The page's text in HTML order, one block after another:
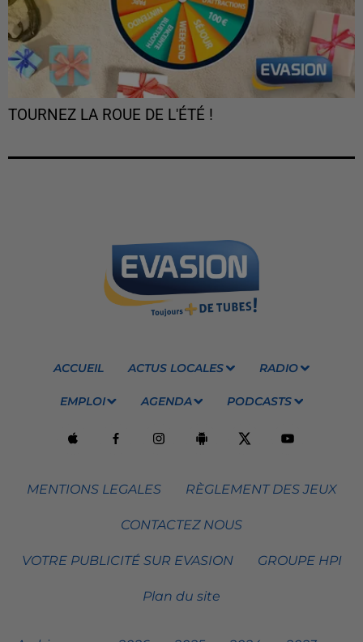
TOURNEZ LA ROUE DE L'ÉTÉ !
ACCUEIL ACTUS LOCALES RADIO
EMPLOI AGENDA PODCASTS
MENTIONS LEGALES RÈGLEMENT DES JEUX
CONTACTEZ NOUS
VOTRE PUBLICITÉ SUR EVASION GROUPE HPI
Plan du site